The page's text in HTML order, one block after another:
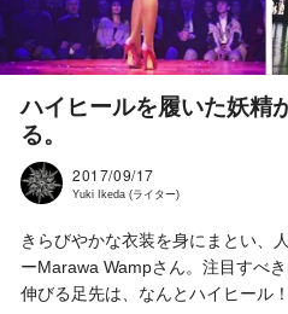
ハイヒールを履いた妖精
る。
2017/09/17
Yuki Ikeda (ライター)
きらびやかな衣装を身にまとい、
ーMarawa Wampさん。注目すべ
伸びる足先は、なんとハイヒール！